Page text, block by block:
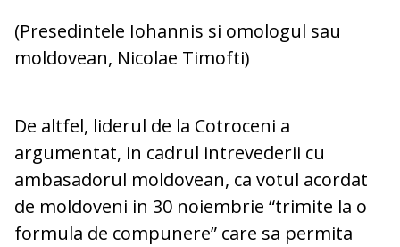
(Presedintele Iohannis si omologul sau
moldovean, Nicolae Timofti)
De altfel, liderul de la Cotroceni a
argumentat, in cadrul intrevederii cu
ambasadorul moldovean, ca votul acordat
de moldoveni in 30 noiembrie “trimite la o
formula de compunere” care sa permita